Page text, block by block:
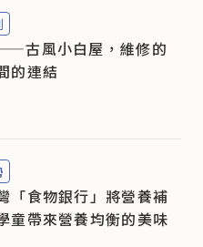
古風小白屋，維修的
的連結
「食物銀行」將營養補
童帶來營養均衡的美味